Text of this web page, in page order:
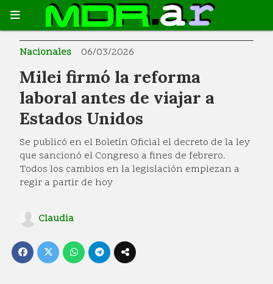
Milei firmó la reforma
laboral antes de viajar a
Estados Unidos
Se publicó en el Boletín Oficial el decreto de la ley
que sancionó el Congreso a fines de febrero.
Todos los cambios en la legislación empiezan a
regir a partir de hoy
Nacionales 06/03/2026
Claudia